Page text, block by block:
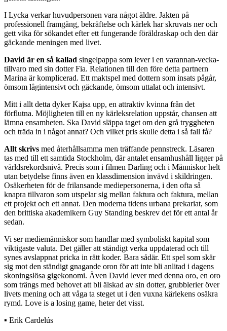
I Lycka verkar huvudpersonen vara något äldre. Jakten på
professionell framgång, bekräftelse och kärlek har skruvats ner och
gett vika för sökandet efter ett fungerande föräldraskap och den där
gäckande meningen med livet.
David är en så kallad singelpappa som lever i en varannan-vecka-
tillvaro med sin dotter Fia. Relationen till den före detta partnern
Marina är komplicerad. Ett maktspel med dottern som insats pågår,
ömsom lågintensivt och gäckande, ömsom uttalat och intensivt.
Mitt i allt detta dyker Kajsa upp, en attraktiv kvinna från det
förflutna. Möjligheten till en ny kärleksrelation uppstår, chansen att
lämna ensamheten. Ska David släppa taget om den grå tryggheten
och träda in i något annat? Och vilket pris skulle detta i så fall få?
Allt skrivs med återhållsamma men träffande pennstreck. Läsaren
tas med till ett samtida Stockholm, där antalet ensamhushåll ligger på
världsrekordsnivå. Precis som i filmen Darling och i Människor helt
utan betydelse finns även en klassdimension invävd i skildringen.
Osäkerheten för de frilansande mediepersonerna, i den ofta så
knapra tillvaron som utspelar sig mellan faktura och faktura, mellan
ett projekt och ett annat. Den moderna tidens urbana prekariat, som
den brittiska akademikern Guy Standing beskrev det för ett antal år
sedan.
Vi ser mediemänniskor som handlar med symboliskt kapital som
viktigaste valuta. Det gäller att ständigt verka uppdaterad och till
synes avslappnat pricka in rätt koder. Bara sådär. Ett spel som skär
sig mot den ständigt gnagande oron för att inte bli anlitad i dagens
skoningslösa gigekonomi. Även David lever med denna oro, en oro
som trängs med behovet att bli älskad av sin dotter, grubblerier över
livets mening och att våga ta steget ut i den vuxna kärlekens osäkra
rymd. Love is a losing game, heter det visst.
▪ Erik Cardelús